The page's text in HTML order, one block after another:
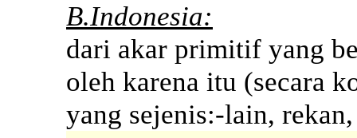
B.Indonesia:
dari akar primitif yang
oleh karena itu (secara
yang sejenis:-lain,